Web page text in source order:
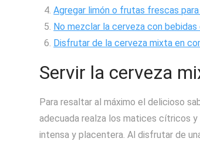
Agregar limón o frutas frescas
No mezclar la cerveza con
Disfrutar de la cerveza mixta en
Servir la cerveza
Para resaltar al máximo el delicioso
adecuada realza los matices cítricos
intensa y placentera. Al disfrutar de